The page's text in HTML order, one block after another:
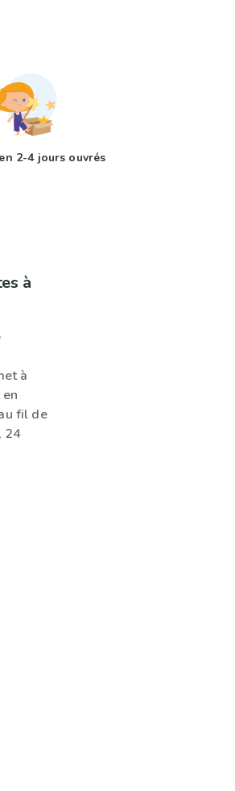
2-4 jours ouvrés
à
à
fil de
24